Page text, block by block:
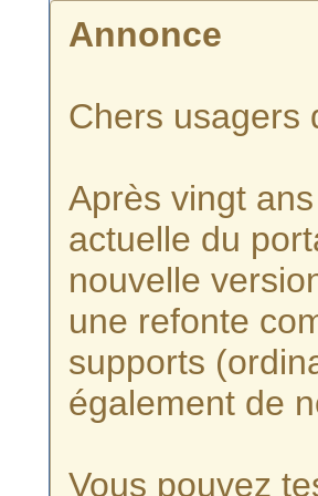
Annonce
Chers usagers
Après vingt
actuelle du
nouvelle
une refonte
supports
également de
Vous pouvez